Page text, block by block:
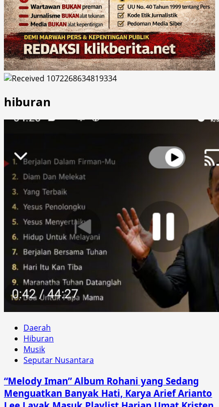
hiburan
Daerah
Hiburan
Musik
Seputar Nusantara
“Melody Iman” Album Rohani yang Sedang
Menguatkan Banyak Hati, Karya Arief Arianto